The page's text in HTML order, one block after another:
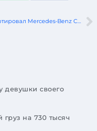
Дебютировал Mercedes-Benz CLA EV 2026 года
девушки своего
на 730 тысяч